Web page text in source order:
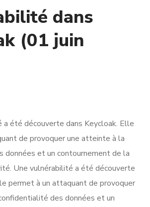
dans
(01 juin
a été découverte dans Keycloak. Elle
de provoquer une atteinte à la
données et un contournement de la
Une vulnérabilité a été découverte
permet à un attaquant de provoquer
des données et un